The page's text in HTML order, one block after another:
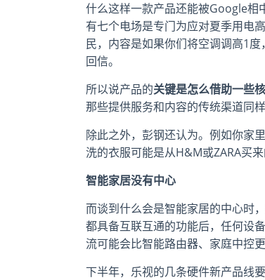
什么这样一款产品还能被Google相
有七个电场是专门为应对夏季用电
民，内容是如果你们将空调调高1度
回信。
所以说产品的关键是怎么借助一些
那些提供服务和内容的传统渠道同样
除此之外，彭钢还认为。例如你家
洗的衣服可能是从H&M或ZARA买
智能家居没有中心
而谈到什么会是智能家居的中心时
都具备互联互通的功能后，任何设
流可能会比智能路由器、家庭中控更
下半年，乐视的几条硬件新产品线